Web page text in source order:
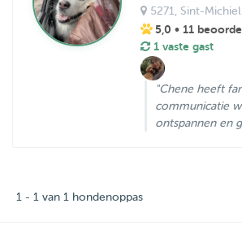
5271 , Sint-
5,0 • 11
1 vaste gast
"Chene heeft
communicatie
ontspannen en
1 - 1 van 1 hondenoppas